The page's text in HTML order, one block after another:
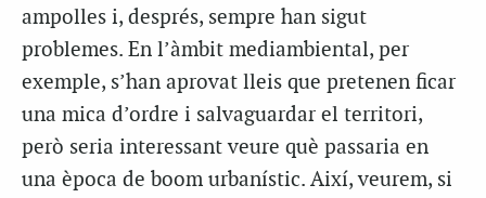
ampolles i, després, sempre han sigut
problemes. En l’àmbit mediambiental, per
exemple, s’han aprovat lleis que pretenen ficar
una mica d’ordre i salvaguardar el territori,
però seria interessant veure què passaria en
una època de boom urbanístic. Així, veurem, si